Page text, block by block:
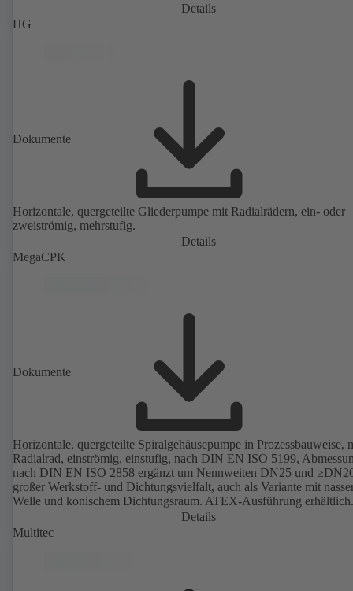
Details
HG
Dokumente
Horizontale, quergeteilte Gliederpumpe mit Radialrädern, ein- oder
zweiströmig, mehrstufig.
Details
MegaCPK
Dokumente
Horizontale, quergeteilte Spiralgehäusepumpe in Prozessbauweise,
Radialrad, einströmig, einstufig, nach DIN EN ISO 5199,
nach DIN EN ISO 2858 ergänzt um Nennweiten DN25 und
großer Werkstoff- und Dichtungsvielfalt, auch als Variante mit
Welle und konischem Dichtungsraum. ATEX-Ausführung erhältlich.
Details
Multitec